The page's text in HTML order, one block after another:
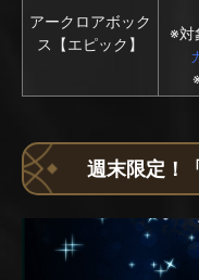
アークロアボック
ス【エピック】
※対
週末限定！